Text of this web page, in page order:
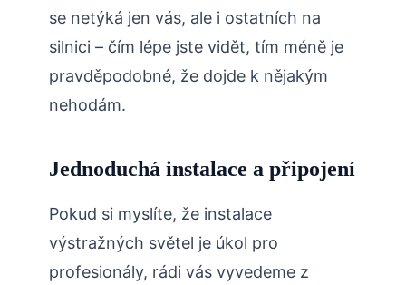
se netýká jen vás, ale i ostatních na
silnici – čím lépe jste vidět, tím méně je
pravděpodobné, že dojde k nějakým
nehodám.
Jednoduchá instalace a připojení
Pokud si myslíte, že instalace
výstražných světel je úkol pro
profesionály, rádi vás vyvedeme z